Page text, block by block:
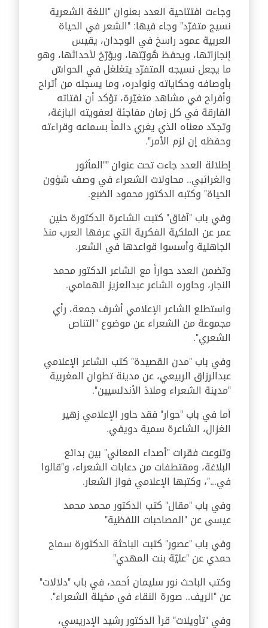
وجاءت افتتاحية العدد بعنوان "اللغة الشعرية
نسيج متفرّد" وجاء فيها: "الشعر في الحياة
العربية عمود راسخ في الوجدان، يقيس
إنجازاتها، ويحفظ هُويّتها، ويؤرّخ لأحداثها، وهو
ما يجعل نسيجه المتفرّد يتغلغل في الحواسّ
بأوصافه وحكاياته ونوادره، وما يسجله من أتراح
وأفراح في مشاهد متغيّرة، تؤكد أن لفتاته
الفارقة في كل زمان مفاجئة لعفويته البازغة،
وتجدّد معناه الذي يغري دائماً بسماعه وقراءته
وحفظه إن لزم الأمر".
إطلالة العدد جاءت تحت عنوان ""المأثور
والغرائبي.. محاولات الشعراء في وصف شؤون
الحياة" وكتبه الدكتور محمود الضبع.
وفي باب "آفاق" كتبت الشاعرة الدكتورة حنين
عمر عن الملكية الفكرية التي عرفها العرب منذ
الجاهلية وأسسوا قواعدها في الشعر.
وتضمن العدد حواراً مع الشاعر الدكتور محمد
النجار، وحاوره الشاعر عبدالعزيز الهمامي.
واستطلع الشاعر الإعلامي أشرف جمعة، رأي
مجموعة من الشعراء عن موضوع "التناص
الشعري".
وفي باب "مدن القصيدة" كتب الشاعر الإعلامي
عبدالرزاق الربيعي، عن مدينة تطوان المغربية
"مدينة الشعراء وملاذ الأندلسيين".
أما في باب "حوار" فقد حاور الإعلامي زهير
الغزال، الشاعرة سمية دويفي.
وتنوعت فقرات "أصداء المعاني" بين بدائع
البلاغة، ومقتطفات من دعابات الشعراء، و"قالوا
في..."، وكتبها الإعلامي فواز الشعار.
وفي باب "مقال" كتب الدكتور محمد محمد
عيسى عن "المصاحبات اللفظية"
وفي باب "عصور" كتبت الباحثة الدكتورة سماح
حمدي عن "عليّة بنت المهدي"
وكتب الباحث نور سليمان أحمد، في باب "دلالات"
عن "الريف.. صورة النقاء في مخيلة الشعراء".
وفي "تأويلات" قرأ الدكتور رشيد الإدريسي،